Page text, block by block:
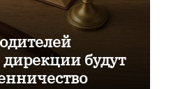
будут